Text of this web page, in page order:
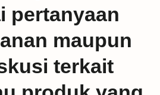
pertanyaan
maupun
terkait